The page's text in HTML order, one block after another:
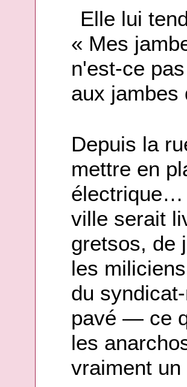
Elle lui
« Mes
n'est-ce
aux jambes
Depuis la
mettre en
électrique…
ville serait
gretsos, de
les
du
pavé — ce
les
vraiment